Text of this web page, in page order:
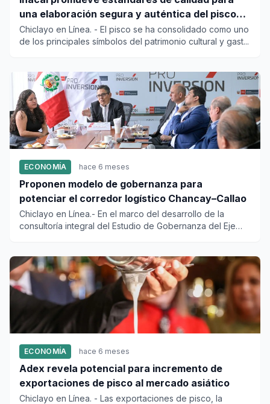
una elaboración segura y auténtica del pisco
sour
Chiclayo en Línea. - El pisco se ha consolidado como uno
de los principales símbolos del patrimonio cultural y gast...
ECONOMÍA hace 6 meses
Proponen modelo de gobernanza para
potenciar el corredor logístico Chancay–Callao
Chiclayo en Línea.- En el marco del desarrollo de la
consultoría integral del Estudio de Gobernanza del Eje
ECONOMÍA hace 6 meses
Adex revela potencial para incremento de
exportaciones de pisco al mercado asiático
Chiclayo en Línea. - Las exportaciones de pisco, la